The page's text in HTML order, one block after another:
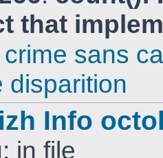
that
crime sans
disparition
Info
: in file